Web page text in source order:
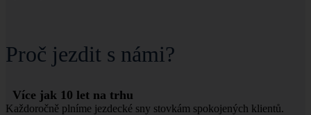
Proč jezdit s námi?
Více jak 10 let na trhu
Každoročně plníme jezdecké sny stovkám spokojených klientů.